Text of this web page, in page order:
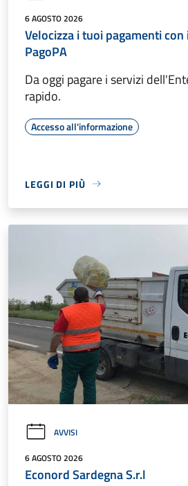
6 AGOSTO 2026
Velocizza i tuoi pagamenti con
PagoPA
Da oggi pagare i servizi
rapido.
Accesso all'informazione
LEGGI DI PIÙ
AVVISI
6 AGOSTO 2026
Econord Sardegna S.r.l